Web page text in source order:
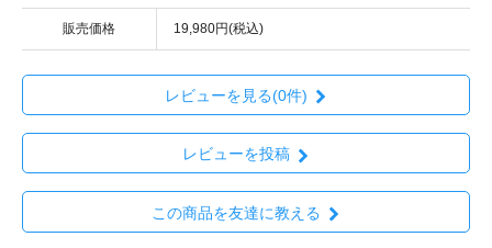
販売価格 19,980円(税込)
レビューを見る(0件)
レビューを投稿
この商品を友達に教える